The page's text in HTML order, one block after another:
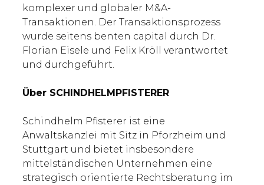
komplexer und globaler M&A-
Transaktionen. Der Transaktionsprozess
wurde seitens benten capital durch Dr.
Florian Eisele und Felix Kröll verantwortet
und durchgeführt.
Über SCHINDHELMPFISTERER
Schindhelm Pfisterer ist eine
Anwaltskanzlei mit Sitz in Pforzheim und
Stuttgart und bietet insbesondere
mittelständischen Unternehmen eine
strategisch orientierte Rechtsberatung im